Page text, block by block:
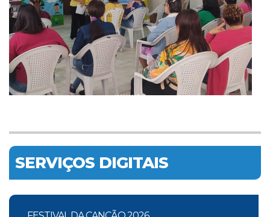
SERVIÇOS DIGITAIS